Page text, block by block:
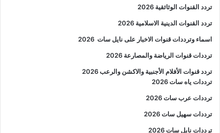
تردد القنوات الوثائقية 2026
تردد القنوات الدينية الاسلامية 2026
اسماء وترددات قنوات الاخبار على نايل سات 2026
ترددات قنوات الرياضة والمصارعة 2026
تردد قنوات الأفلام الأجنبية والاكشن والرعب2026
ترددات ياه سات 2026
ترددات عرب سات 2026
ترددات سهيل سات 2026
ترددات نايل سات 2026